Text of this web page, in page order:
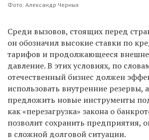
Фото: Александр Черных
Среди вызовов, стоящих перед
он обозначил высокие ставки по
тарифов и продолжающееся
давление. В этих условиях, по
отечественный бизнес должен
использовать внутренние резервы,
предложить новые инструменты
как «перезагрузка» закона о
позволит сохранить предприятия,
в сложной долговой ситуации.